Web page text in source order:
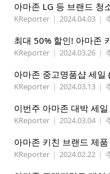
아마존 LG 등 브랜드 청
KReporter | 2024.04.03 |
최대 50% 할인! 아마존
KReporter | 2024.03.26 |
아마존 중고명품샵 세일
KReporter | 2024.03.13 |
KReporter | 2024.03.04 |
아마존 키친 브랜드 제
KReporter | 2024.02.22 |